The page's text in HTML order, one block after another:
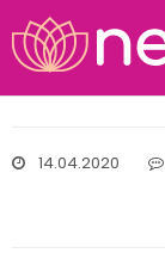
14.04.2020